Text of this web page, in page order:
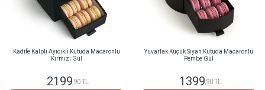
Kadife Kalpli Ayıcıklı Kutuda Macaronlu
Kırmızı Gül
2199,90 TL
Yuvarlak Küçük Siyah Kutuda Macaronlu
Pembe Gül
1399,90 TL